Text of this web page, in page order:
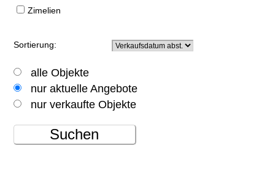
Zimelien
Sortierung:
alle Objekte
nur aktuelle Angebote
nur verkaufte Objekte
Suchen